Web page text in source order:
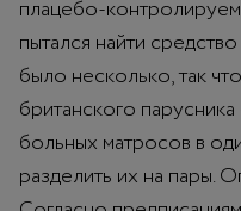
плацебо-
пытался найти
было несколько, так
британского
больных матросов в
разделить их на пары.